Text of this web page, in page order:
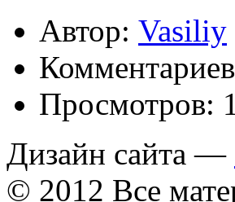
Автор: Vasiliy
Просмотров:
Дизайн сайта —
© 2012 Все